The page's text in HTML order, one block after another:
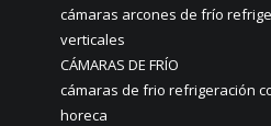
cámaras arcones de frío
verticales
CÁMARAS DE FRÍO
cámaras de frio refrigeración
horeca